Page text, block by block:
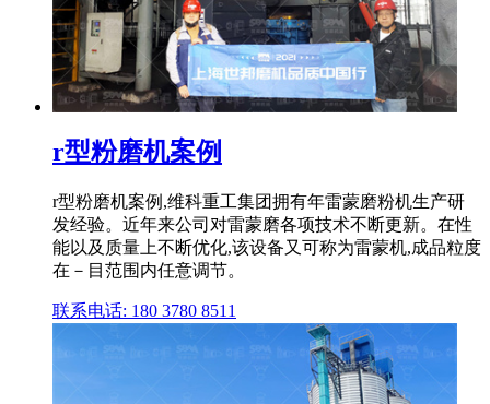
r型粉磨机案例
r型粉磨机案例,维科重工集团拥有年雷蒙磨粉机生产研
发经验。近年来公司对雷蒙磨各项技术不断更新。在性
能以及质量上不断优化,该设备又可称为雷蒙机,成品粒度
在－目范围内任意调节。
联系电话: 180 3780 8511